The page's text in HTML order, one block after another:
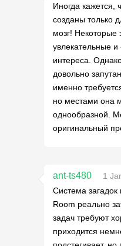
Иногда кажется,
созданы только
мозг! Некоторые
увлекательные
интереса.
довольно
именно
но местами она
однообразной.
оригинальный
ant-ts480
1
Система
Room реально
задач требуют
приходится